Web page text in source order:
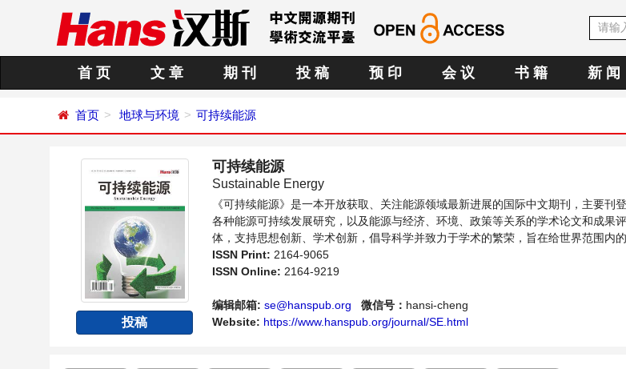
首 页 文 章 期 刊 投 稿 预 印 会 议 书 籍 新 闻
首页 地球与环境 可持续能源
投稿
可持续能源
Sustainable Energy
《可持续能源》是一本开放获取、关注能源领域最新进展的国际中文期刊，主要刊
各种能源可持续发展研究，以及能源与经济、环境、政策等关系的学术论文和成果
体，支持思想创新、学术创新，倡导科学并致力于学术的繁荣，旨在给世界范围内
并关注能源发展的人员提供一个传播、分享和讨论能源持续性发展的交流平台。
ISSN Print: 2164-9065
ISSN Online: 2164-9219
编辑邮箱: se@hanspub.org 微信号： hansi-cheng
Website: https://www.hanspub.org/journal/SE.html